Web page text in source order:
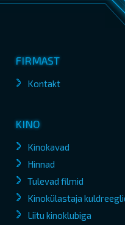
FIRMAST
Kontakt
KINO
Kinokavad
Hinnad
Tulevad filmid
Kinokülastaja
Liitu kinoklubiga